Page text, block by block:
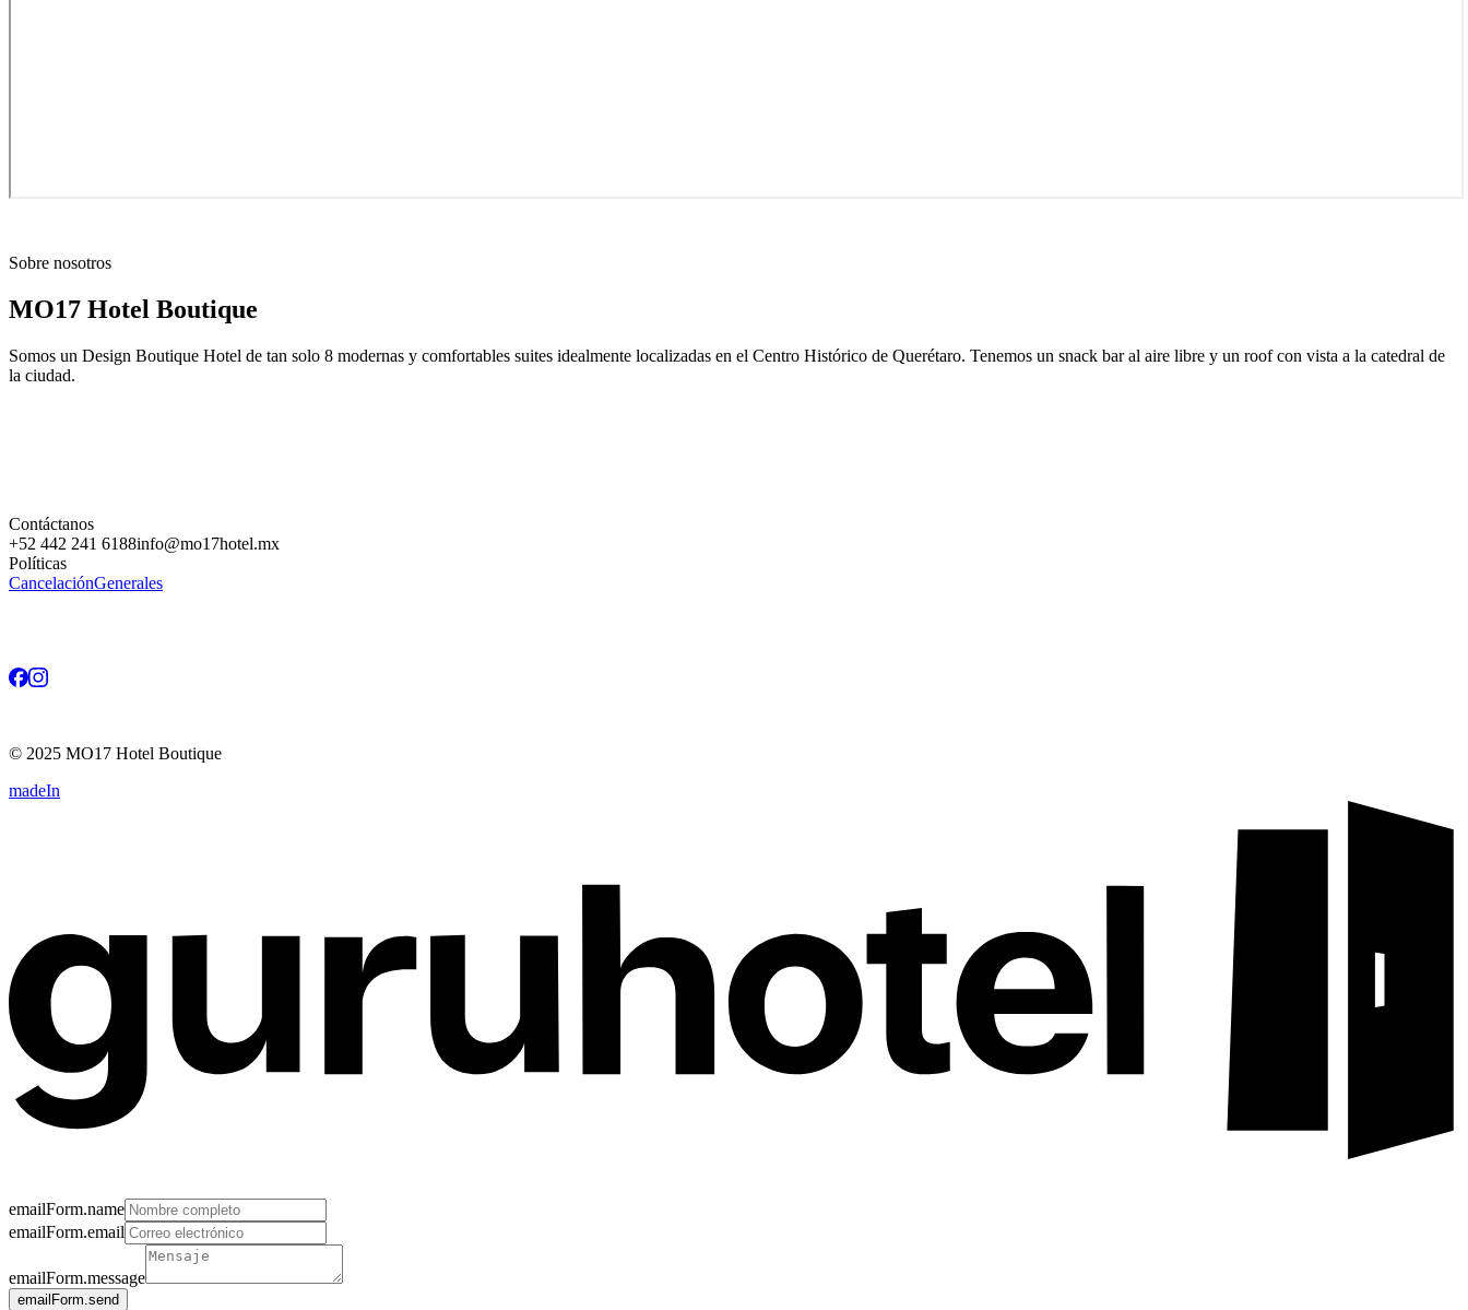
Sobre nosotros
MO17 Hotel Boutique
Somos un Design Boutique Hotel de tan solo 8 modernas y comfortables suites idealmente localizadas en el Centro Histórico de Querétaro. Tenemos un snack bar al aire libre y un roof con vista a la catedral de
la ciudad.
Contáctanos
+52 442 241 6188info@mo17hotel.mx
Políticas
CancelaciónGenerales
© 2025 MO17 Hotel Boutique
madeIn
emailForm.name
emailForm.email
emailForm.message
emailForm.send